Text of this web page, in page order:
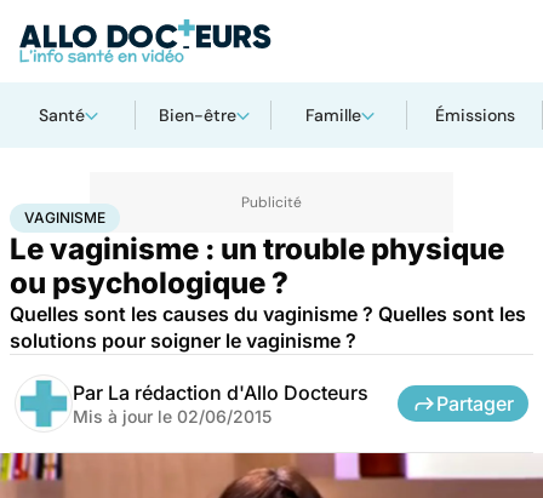
Santé Bien-être Famille Émissions
AccueilSanté Vaginisme
VAGINISME
Le vaginisme : un trouble physique
ou psychologique ?
Quelles sont les causes du vaginisme ? Quelles sont les
solutions pour soigner le vaginisme ?
Par La rédaction d'Allo Docteurs
Mis à jour le 02/06/2015
Partager